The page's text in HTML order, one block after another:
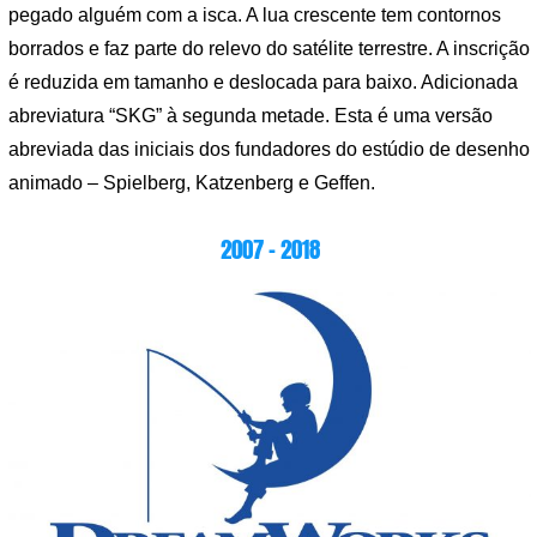
pegado alguém com a isca. A lua crescente tem contornos
borrados e faz parte do relevo do satélite terrestre. A inscrição
é reduzida em tamanho e deslocada para baixo. Adicionada
abreviatura “SKG” à segunda metade. Esta é uma versão
abreviada das iniciais dos fundadores do estúdio de desenho
animado – Spielberg, Katzenberg e Geffen.
2007 – 2018